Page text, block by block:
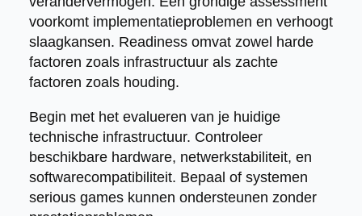
voorkomt implementatieproblemen en verhoogt
slaagkansen. Readiness omvat zowel harde
factoren zoals infrastructuur als zachte
factoren zoals houding.
Begin met het evalueren van je huidige
technische infrastructuur. Controleer
beschikbare hardware, netwerkstabiliteit, en
softwarecompatibiliteit. Bepaal of systemen
serious games kunnen ondersteunen zonder